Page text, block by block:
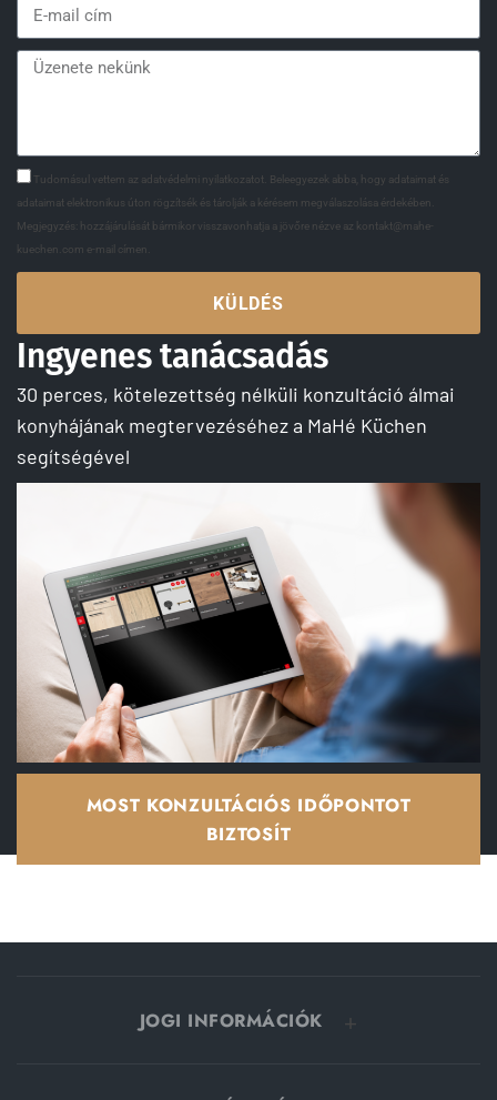
Tudomásul vettem az adatvédelmi nyilatkozatot. Beleegyezek abba, hogy adataimat és
adataimat elektronikus úton rögzítsék és tárolják a kérésem megválaszolása érdekében.
Megjegyzés: hozzájárulását bármikor visszavonhatja a jövőre nézve az kontakt@mahe-
kuechen.com e-mail címen.
KÜLDÉS
Ingyenes tanácsadás
30 perces, kötelezettség nélküli konzultáció álmai
konyhájának megtervezéséhez a MaHé Küchen
segítségével
MOST KONZULTÁCIÓS IDŐPONTOT
BIZTOSÍT
JOGI INFORMÁCIÓK